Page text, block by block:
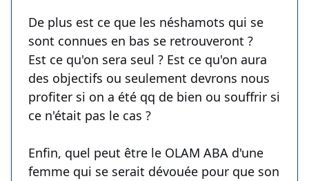
De plus est ce que les néshamots qui se
sont connues en bas se retrouveront ?
Est ce qu'on sera seul ? Est ce qu'on aura
des objectifs ou seulement devrons nous
profiter si on a été qq de bien ou souffrir si
ce n'était pas le cas ?
Enfin, quel peut être le OLAM ABA d'une
femme qui se serait dévouée pour que son